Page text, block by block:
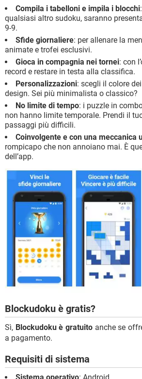
Compila i tabelloni e impila i blocchi
qualsiasi altro sudoku, saranno
9-9.
Sfide giornaliere: per allenare la
animate e trofei esclusivi.
Gioca in compagnia nei tornei: con
record e restare in testa alla classifica.
Personalizzazioni: scegli il colore
design. Sei più minimalista o classico?
No limite di tempo: i puzzle in
non hanno limite temporale. Prendi il
passaggi più difficili.
Coinvolgente e con una meccanica
rompicapo che non annoiano mai. È
dell’app.
Blockudoku è gratis?
Sì, Blockudoku è gratuito anche se
a pagamento.
Requisiti di sistema